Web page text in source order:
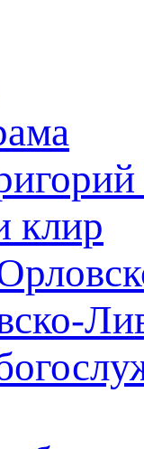
клир